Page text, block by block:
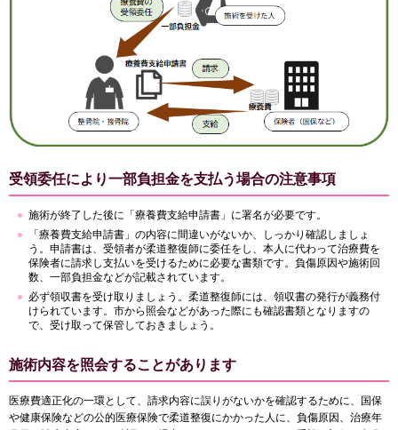
受領委任により一部負担金を支払う場合の注意事項
施術が終了した後に「療養費支給申請書」に署名が必要です。
「療養費支給申請書」の内容に間違いがないか、しっかり確認しましょ
う。申請書は、受領者が柔道整復師に委任をし、本人に代わって治療費を
保険者に請求し支払いを受けるために必要な書類です。負傷原因や施術回
数、一部負担金などが記載されています。
必ず領収書を受け取りましょう。柔道整復師には、領収書の発行が義務付
けられています。市から照会などがあった際にも確認書類となりますの
で、受け取って保管しておきましょう。
施術内容を照会することがあります
医療費適正化の一環として、請求内容に誤りがないかを確認するために、国保
や健康保険などの公的医療保険で柔道整復にかかった人に、負傷原因、治療年